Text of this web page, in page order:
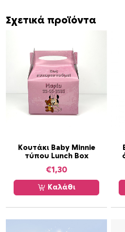
e
Σχετικά προϊόντα
Κουτάκι Baby Minnie
τύπου Lunch Box
€1,30
Καλάθι